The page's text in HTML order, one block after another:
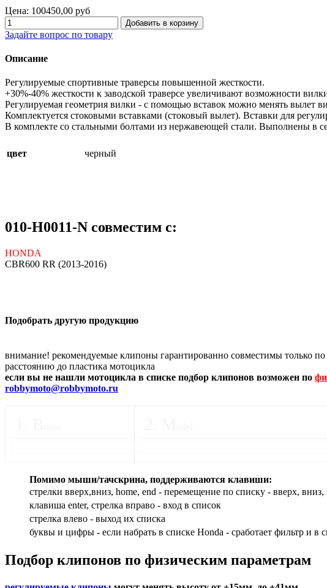
Цена: 100450,00 руб
Задайте вопрос по товару
Описание
Регулируемые спортивные траверсы повышенной жесткости.
+30%-40% жесткости к заводской траверсе увеличивают возможности
Регулируемая геометрия вилки - с помощью вставок можно менять
Комплектуется стоковыми вставками (стоковый вылет). Вставки для
В комплекте со стальными болтами из нержавеющей стали. Выполнены в
цвет черный
010-H0011-N совместим с:
HONDA
CBR600 RR (2013-2016)
Подобрать другую продукцию
внимание! рекомендуемые клипоны гарантированно совместимы только
расстоянию до пластика мотоцикла
если вы не нашли мотоцикла в списке подбор клипонов возможен по
robbymoto@robbymoto.ru
Помимо мыши/тачскрина, поддерживаются клавиши:
стрелки вверх,вниз, home, end - перемещение по списку - вверх, вниз,
клавиша enter, стрелка вправо - вход в список
cтрелка влево - выход их списка
буквы и цифры - если набрать в списке Honda - сработает фильтр и в
Подбор клипонов по физическим параметрам